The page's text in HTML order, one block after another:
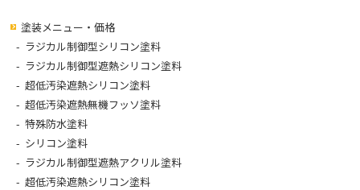
塗装メニュー・価格
ラジカル制御型シリコン塗料
ラジカル制御型遮熱シリコン塗料
超低汚染遮熱シリコン塗料
超低汚染遮熱無機フッソ塗料
特殊防水塗料
シリコン塗料
ラジカル制御型遮熱アクリル塗料
超低汚染遮熱シリコン塗料